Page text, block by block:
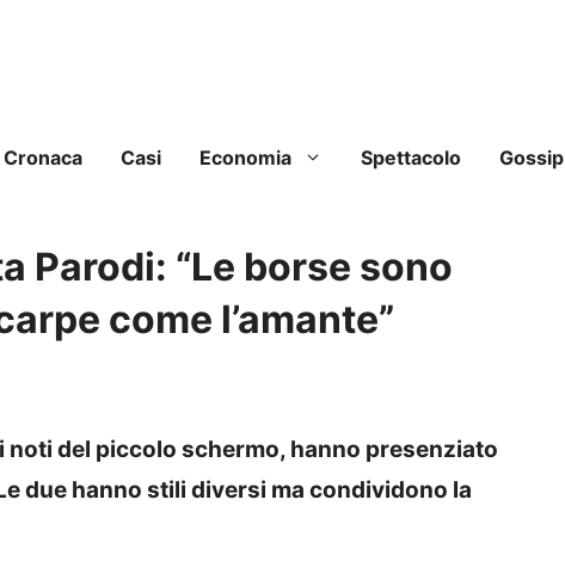
Cronaca Casi Economia Spettacolo Gossip
Parodi: “Le borse sono
come l’amante”
noti del piccolo schermo, hanno presenziato
due hanno stili diversi ma condividono la